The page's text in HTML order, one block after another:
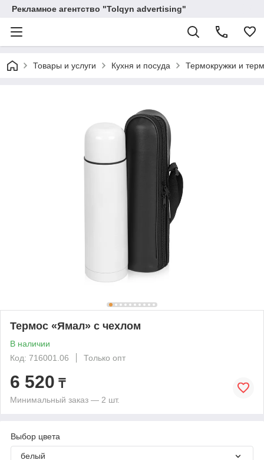
Рекламное агентство "Tolqyn advertising"
Товары и услуги Кухня и посуда Термокружки и
Термос «Ямал» с чехлом
В наличии
Код: 716001.06
Только опт
6 520 ₸
Минимальный заказ — 2 шт.
Выбор цвета
белый